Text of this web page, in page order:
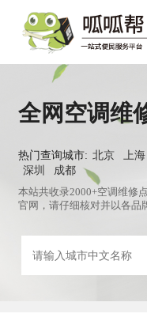
全网空调维
热门查询城市: 北京 上海
深圳
成都
本站共收录2000+空调维修
官网，请仔细核对并以各品